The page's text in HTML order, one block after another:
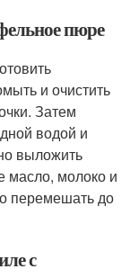
пюре
и очистить
Затем
водой и
выложить
масло, молоко и
перемешать до
с